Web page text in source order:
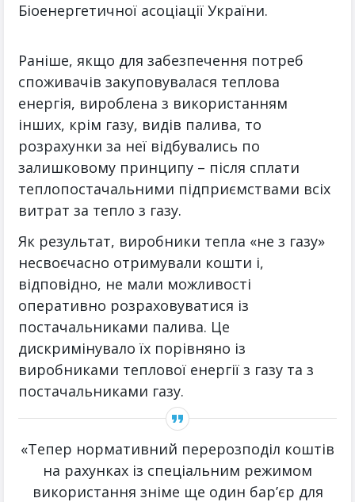
Біоенергетичної асоціації України.
Раніше, якщо для забезпечення потреб
споживачів закуповувалася теплова
енергія, вироблена з використанням
інших, крім газу, видів палива, то
розрахунки за неї відбувались по
залишковому принципу – після сплати
теплопостачальними підприємствами всіх
витрат за тепло з газу.
Як результат, виробники тепла «не з газу»
несвоєчасно отримували кошти і,
відповідно, не мали можливості
оперативно розраховуватися із
постачальниками палива. Це
дискримінувало їх порівняно із
виробниками теплової енергії з газу та з
постачальниками газу.
«Тепер нормативний перерозподіл коштів
на рахунках із спеціальним режимом
використання зніме ще один бар’єр для